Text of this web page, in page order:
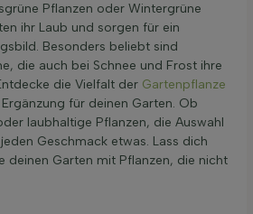
Pflanzen oder Wintergrüne
ihr Laub und sorgen für ein
Besonders beliebt sind
die auch bei Schnee und Frost ihre
die Vielfalt der Gartenpflanze
für deinen Garten. Ob
laubhaltige Pflanzen, die Auswahl
Geschmack etwas. Lass dich
deinen Garten mit Pflanzen, die nicht